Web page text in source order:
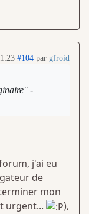
#104 par gfroid
-
j'ai eu
de
mon
urgent...
),